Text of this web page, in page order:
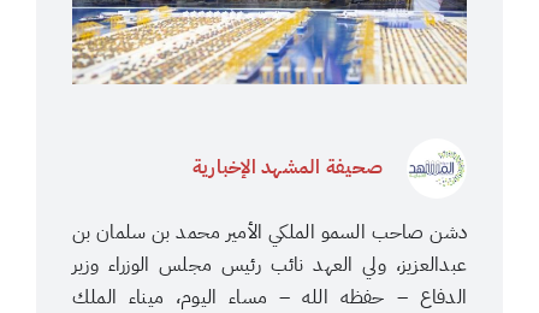
صحيفة المشهد الإخبارية
دشن صاحب السمو الملكي الأمير محمد بن سلمان بن
عبدالعزيز، ولي العهد نائب رئيس مجلس الوزراء وزير
الدفاع – حفظه الله – مساء اليوم، ميناء الملك